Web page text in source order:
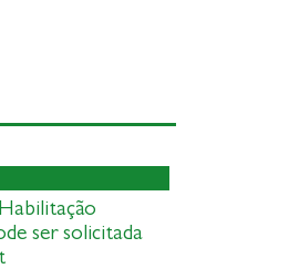
ser solicitada